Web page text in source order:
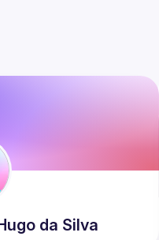
da Silva